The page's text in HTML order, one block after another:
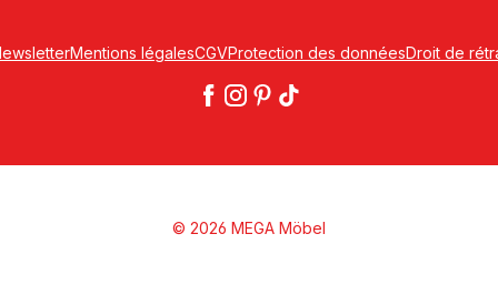
Mentions légalesCGVProtection des donnéesDroit de
© 2026 MEGA Möbel